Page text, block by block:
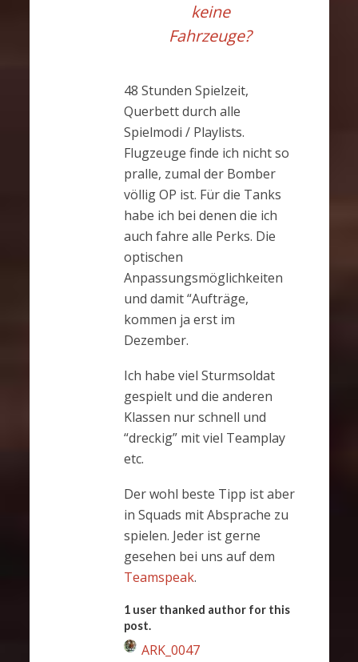
keine
Fahrzeuge?
48 Stunden Spielzeit,
Querbett durch alle
Spielmodi / Playlists.
Flugzeuge finde ich nicht so
pralle, zumal der Bomber
völlig OP ist. Für die Tanks
habe ich bei denen die ich
auch fahre alle Perks. Die
optischen
Anpassungsmöglichkeiten
und damit “Aufträge,
kommen ja erst im
Dezember.
Ich habe viel Sturmsoldat
gespielt und die anderen
Klassen nur schnell und
“dreckig” mit viel Teamplay
etc.
Der wohl beste Tipp ist aber
in Squads mit Absprache zu
spielen. Jeder ist gerne
gesehen bei uns auf dem
Teamspeak.
1 user thanked author for this
post.
ARK_0047